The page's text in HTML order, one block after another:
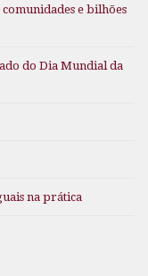
e bilhões
do Dia Mundial da
na prática